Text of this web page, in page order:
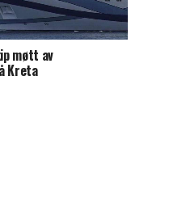
møtt av
Kreta